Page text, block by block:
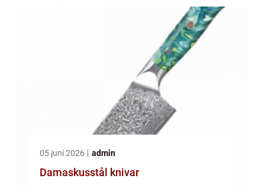
05 juni 2026 admin
Damaskusstål knivar